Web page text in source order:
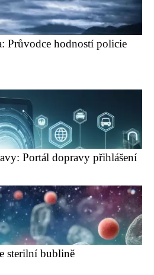
Průvodce hodností policie
Portál dopravy přihlášení
sterilní bublině